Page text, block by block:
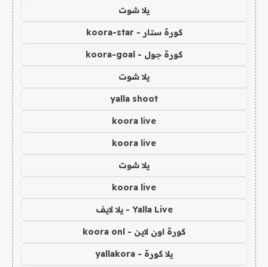
يلا شوت
كورة ستار - koora-star
كورة جول - koora-goal
يلا شوت
yalla shoot
koora live
koora live
يلا شوت
koora live
Yalla Live - يلا لايف
كورة اون لاين - koora onl
يلا كورة - yallakora